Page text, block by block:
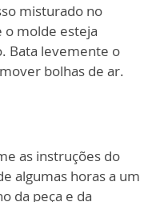
misturado no
o molde esteja
Bata levemente o
bolhas de ar.
as instruções do
algumas horas a um
da peça e da